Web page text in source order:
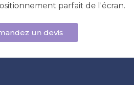
parfait de l'écran.
un devis